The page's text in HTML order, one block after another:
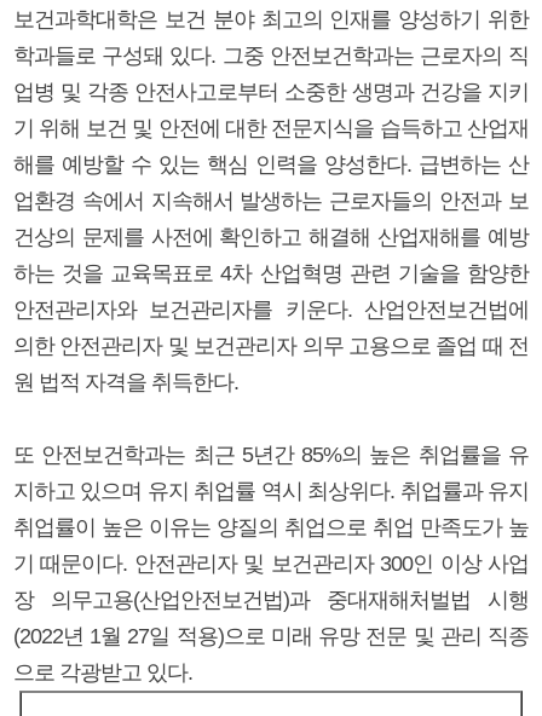
보건과학대학은 보건 분야 최고의 인재를 양성하기 위한
학과들로 구성돼 있다. 그중 안전보건학과는 근로자의 직
업병 및 각종 안전사고로부터 소중한 생명과 건강을 지키
기 위해 보건 및 안전에 대한 전문지식을 습득하고 산업재
해를 예방할 수 있는 핵심 인력을 양성한다. 급변하는 산
업환경 속에서 지속해서 발생하는 근로자들의 안전과 보
건상의 문제를 사전에 확인하고 해결해 산업재해를 예방
하는 것을 교육목표로 4차 산업혁명 관련 기술을 함양한
안전관리자와 보건관리자를 키운다. 산업안전보건법에
의한 안전관리자 및 보건관리자 의무 고용으로 졸업 때 전
원 법적 자격을 취득한다.
또 안전보건학과는 최근 5년간 85%의 높은 취업률을 유
지하고 있으며 유지 취업률 역시 최상위다. 취업률과 유지
취업률이 높은 이유는 양질의 취업으로 취업 만족도가 높
기 때문이다. 안전관리자 및 보건관리자 300인 이상 사업
장 의무고용(산업안전보건법)과 중대재해처벌법 시행
(2022년 1월 27일 적용)으로 미래 유망 전문 및 관리 직종
으로 각광받고 있다.